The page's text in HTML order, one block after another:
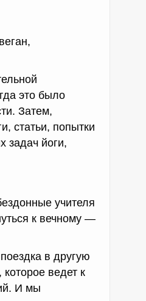
это было
Затем,
статьи, попытки
задач йоги,
учителя
к вечному —
в другую
ведет к
И мы